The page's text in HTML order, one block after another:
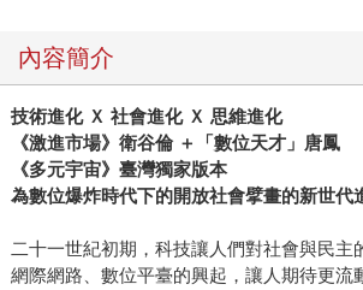
內容簡介
技術進化 Ｘ 社會進化 Ｘ 思維進化
《激進市場》衛谷倫 ＋「數位天才」唐鳳
《多元宇宙》臺灣獨家版本
為數位爆炸時代下的開放社會擘畫的新世代
二十一世紀初期，科技讓人們對社會與民主
網際網路、數位平臺的興起，讓人期待更流